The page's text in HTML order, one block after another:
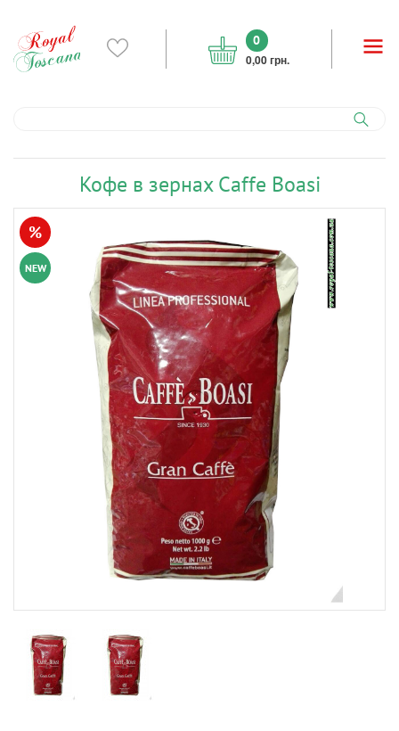
0
0,00 грн.
Кофе в зернах Caffe Boasi
NEW
%